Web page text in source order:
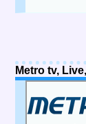
Metro tv,